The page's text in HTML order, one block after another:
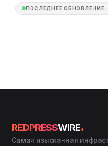
ПОСЛЕДНЕЕ ОБНОВЛЕНИЕ:
REDPRESSWIRE.
Самая изысканная